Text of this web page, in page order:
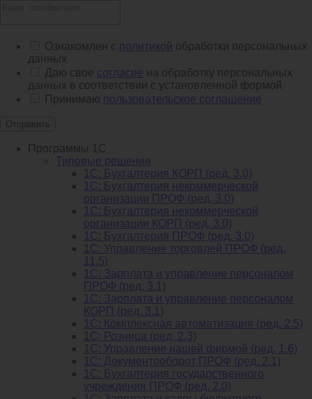
Ознакомлен с политикой обработки персональных
данных
Даю свое согласие на обработку персональных
данных в соответствии с установленной формой
Принимаю пользовательское соглашение
Отправить
Программы 1С
Типовые решения
1C: Бухгалтерия КОРП (ред. 3.0)
1С: Бухгалтерия некоммерческой
организации ПРОФ (ред. 3.0)
1С: Бухгалтерия некоммерческой
организации КОРП (ред. 3.0)
1C: Бухгалтерия ПРОФ (ред. 3.0)
1C: Управление торговлей ПРОФ (ред.
11.5)
1C: Зарплата и управление персоналом
ПРОФ (ред. 3.1)
1C: Зарплата и управление персоналом
КОРП (ред. 3.1)
1C: Комплексная автоматизация (ред. 2.5)
1С: Розница (ред. 2.3)
1С: Управление нашей фирмой (ред. 1.6)
1С: Документооборот ПРОФ (ред. 2.1)
1C: Бухгалтерия государственного
учреждения ПРОФ (ред. 2.0)